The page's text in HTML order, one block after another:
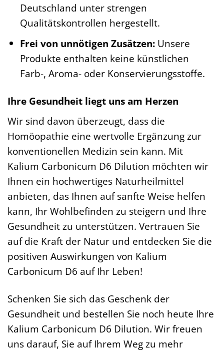
Deutschland unter strengen
Qualitätskontrollen hergestellt.
Frei von unnötigen Zusätzen:Unsere
Produkte enthalten keine künstlichen
Farb-, Aroma- oder Konservierungsstoffe.
Ihre Gesundheit liegt uns am Herzen
Wir sind davon überzeugt, dass die
Homöopathie eine wertvolle Ergänzung zur
konventionellen Medizin sein kann. Mit
Kalium Carbonicum D6 Dilution möchten wir
Ihnen ein hochwertiges Naturheilmittel
anbieten, das Ihnen auf sanfte Weise helfen
kann, Ihr Wohlbefinden zu steigern und Ihre
Gesundheit zu unterstützen. Vertrauen Sie
auf die Kraft der Natur und entdecken Sie die
positiven Auswirkungen von Kalium
Carbonicum D6 auf Ihr Leben!
Schenken Sie sich das Geschenk der
Gesundheit und bestellen Sie noch heute Ihre
Kalium Carbonicum D6 Dilution. Wir freuen
uns darauf, Sie auf Ihrem Weg zu mehr